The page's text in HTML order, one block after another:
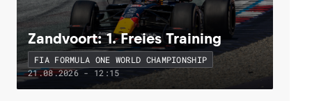
Zandvoort: 1. Freies Training
FIA FORMULA ONE WORLD CHAMPIONSHIP
21.08.2026 - 12:15